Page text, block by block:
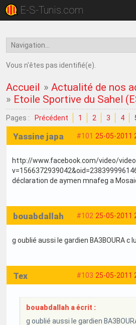
E-S-Tunis.com
Vous n'êtes pas identifié(e).
Accueil »Actualité de nos
» Etoile Sportive du Sahel
Pages : Précédent 1 2 3 4
#101 25-05-2011
Yassine japa
http://www.facebook.com/video/
déclaration de aymen mnafeg a
#102 25-05-2011
bouabdallah
g oublié aussi le gardien BA3BOURA c
#103 25-05-2011
Tex
bouabdallah a écrit :
g oublié aussi le gardien